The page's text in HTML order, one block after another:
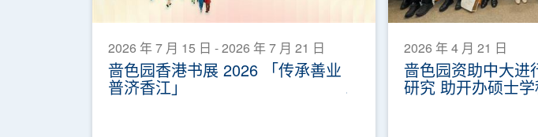
2026 年 7 月 15 日 - 2026 年 7 月 21 日
啬色园香港书展 2026 「传承善业
普济香江」
2026 年 4 月 21 日
啬色园资助中大进
研究 助开办硕士